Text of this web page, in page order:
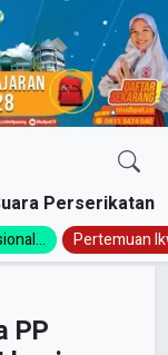
Perserikatan
Pertemuan
PP